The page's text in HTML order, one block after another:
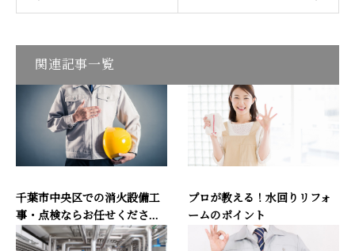
関連記事一覧
千葉市中央区での消火設備工
事・点検ならお任せくださ...
プロが教える！水回りリフォ
ームのポイント